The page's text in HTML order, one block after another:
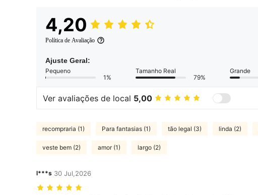
4,20
Política de Avaliação
Ajuste Geral:
Pequeno
1%
Tamanho Real
79%
Grande
Ver avaliações de local 5,00
recompraria (1) Para fantasias (1) tão legal (3) linda (2)
veste bem (2) amor (1) largo (2)
l***s 30 Jul,2026